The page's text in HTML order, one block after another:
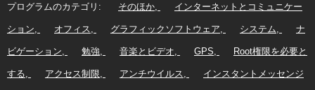
プログラムのカテゴリ: そのほか インターネットとコミュニケー
ション オフィス グラフィックソフトウェア システム ナ
ビゲーション 勉強 音楽とビデオ GPS Root権限を必要と
する アクセス制限 アンチウイルス インスタントメッセンジ